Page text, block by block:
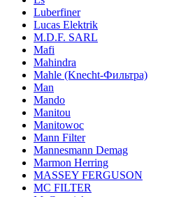
Luberfiner
Lucas Elektrik
M.D.F. SARL
Mafi
Mahindra
Mahle (Knecht-Фильтра)
Man
Mando
Manitou
Manitowoc
Mann Filter
Mannesmann Demag
Marmon Herring
MASSEY FERGUSON
MC FILTER